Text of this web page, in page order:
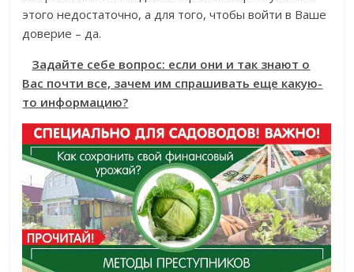
этого недостаточно, а для того, чтобы войти в Ваше
доверие – да.
Задайте себе вопрос: если они и так знают о
Вас почти все, зачем им спрашивать еще какую-
то информацию?